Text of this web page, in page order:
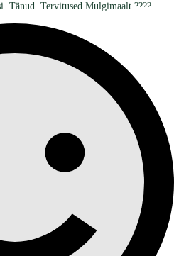
Tänud. Tervitused Mulgimaalt ????